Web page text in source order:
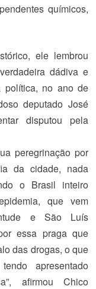
químicos,
ele lembrou
dádiva e
política, no ano de
deputado José
disputou pela
peregrinação por
da cidade, nada
o Brasil inteiro
que vem
e São Luís
essa praga que
das drogas, o que
apresentado
afirmou Chico